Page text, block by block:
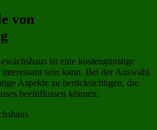
von
ist eine kostengünstige
sein kann. Bei der Auswahl
Aspekte zu berücksichtigen, die
beeinflussen können.